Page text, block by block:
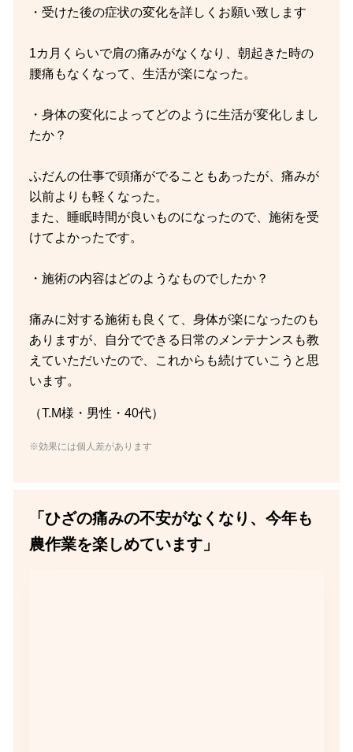
・受けた後の症状の変化を詳しくお願い致します
1カ月くらいで肩の痛みがなくなり、朝起きた時の
腰痛もなくなって、生活が楽になった。
・身体の変化によってどのように生活が変化しまし
たか？
ふだんの仕事で頭痛がでることもあったが、痛みが
以前よりも軽くなった。
また、睡眠時間が良いものになったので、施術を受
けてよかったです。
・施術の内容はどのようなものでしたか？
痛みに対する施術も良くて、身体が楽になったのも
ありますが、自分でできる日常のメンテナンスも教
えていただいたので、これからも続けていこうと思
います。
（T.M様・男性・40代）
※効果には個人差があります
「ひざの痛みの不安がなくなり、今年も
農作業を楽しめています」